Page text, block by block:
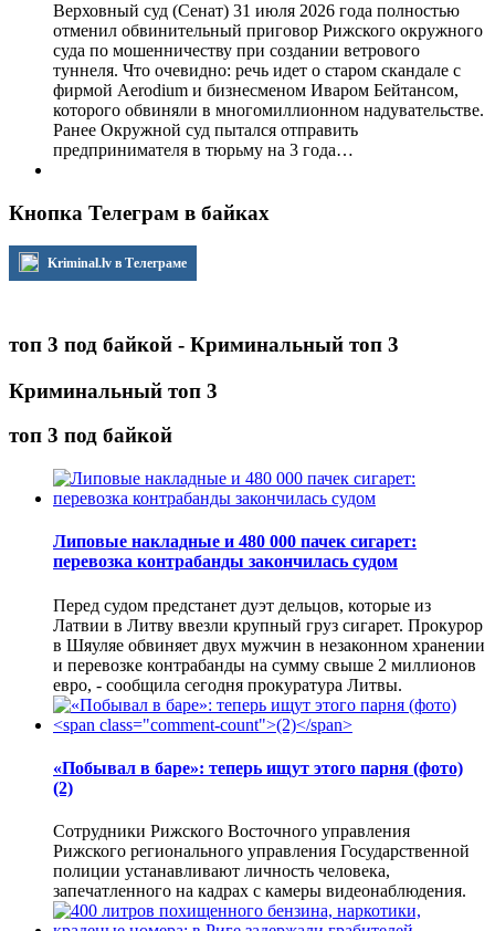
Верховный суд (Сенат) 31 июля 2026 года полностью
отменил обвинительный приговор Рижского окружного
суда по мошенничеству при создании ветрового
туннеля. Что очевидно: речь идет о старом скандале с
фирмой Aerodium и бизнесменом Иваром Бейтансом,
которого обвиняли в многомиллионном надувательстве.
Ранее Окружной суд пытался отправить
предпринимателя в тюрьму на 3 года…
Кнопка Телеграм в байках
Kriminal.lv в Телеграме
топ 3 под байкой - Криминальный топ 3
Криминальный топ 3
топ 3 под байкой
Липовые накладные и 480 000 пачек сигарет:
перевозка контрабанды закончилась судом
Перед судом предстанет дуэт дельцов, которые из
Латвии в Литву ввезли крупный груз сигарет. Прокурор
в Шяуляе обвиняет двух мужчин в незаконном хранении
и перевозке контрабанды на сумму свыше 2 миллионов
евро, - сообщила сегодня прокуратура Литвы.
«Побывал в баре»: теперь ищут этого парня (фото)
(2)
Сотрудники Рижского Восточного управления
Рижского регионального управления Государственной
полиции устанавливают личность человека,
запечатленного на кадрах с камеры видеонаблюдения.